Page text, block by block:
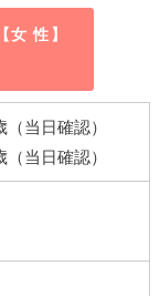
【女 性】
当日確認）
当日確認）